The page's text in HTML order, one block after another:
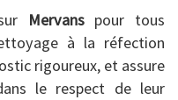
Mervanspour tous
à la réfection
rigoureux, et assure
le respect de leur